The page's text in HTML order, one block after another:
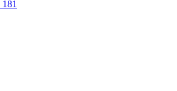
181